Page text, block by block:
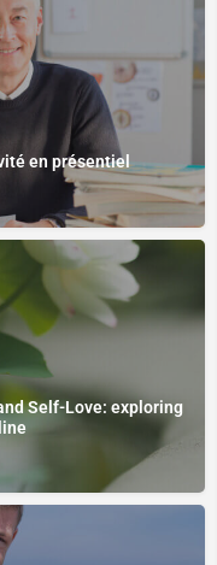
en présentiel
Self-Love: exploring